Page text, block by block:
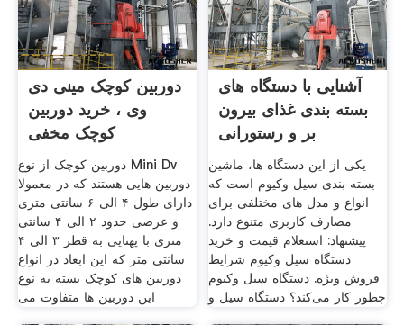
دوربین کوچک مینی دی
وی ، خرید دوربین
کوچک مخفی
MiniDvPro
دوربین کوچک از نوع Mini Dv
دوربین هایی هستند که در معمولا
دارای طول ۴ الی ۶ سانتی متری
و عرضی حدود ۲ الی ۴ سانتی
متری با پهنایی به قطر ۳ الی ۴
سانتی متر که این ابعاد در انواع
دوربین های کوچک بسته به نوع
این دوربین ها متفاوت می
آشنایی با دستگاه های
بسته بندی غذای بیرون
بر و رستورانی
یکی از این دستگاه‌ ها، ماشین
بسته بندی سیل وکیوم است که
انواع و مدل های مختلفی برای
مصارف کاربری متنوع دارد.
پیشنهاد: استعلام قیمت و خرید
دستگاه سیل وکیوم شرایط
فروش ویژه. دستگاه سیل وکیوم
چطور کار می‌کند؟ دستگاه سیل و